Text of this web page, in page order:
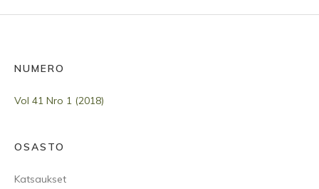
NUMERO
Vol 41 Nro 1 (2018)
OSASTO
Katsaukset